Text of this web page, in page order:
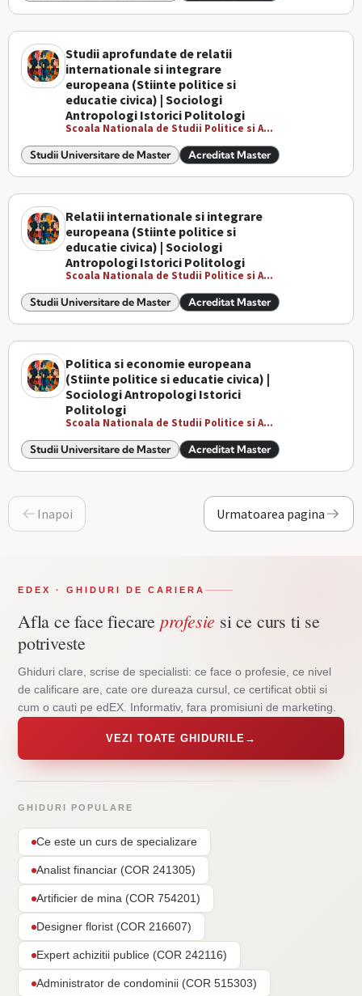
Studii aprofundate de relatii
internationale si integrare
europeana (Stiinte politice si
educatie civica) | Sociologi
Antropologi Istorici Politologi
Scoala Nationala de Studii Politice si A...
Studii Universitare de Master Acreditat Master
Relatii internationale si integrare
europeana (Stiinte politice si
educatie civica) | Sociologi
Antropologi Istorici Politologi
Scoala Nationala de Studii Politice si A...
Studii Universitare de Master Acreditat Master
Politica si economie europeana
(Stiinte politice si educatie civica) |
Sociologi Antropologi Istorici
Politologi
Scoala Nationala de Studii Politice si A...
Studii Universitare de Master Acreditat Master
Inapoi Urmatoarea pagina
EDEX · GHIDURI DE CARIERA
Afla ce face fiecare profesie si ce curs ti se
potriveste
Ghiduri clare, scrise de specialisti: ce face o profesie, ce nivel
de calificare are, cate ore dureaza cursul, ce certificat obtii si
cum o cauti pe edEX. Informativ, fara promisiuni de marketing.
VEZI TOATE GHIDURILE →
GHIDURI POPULARE
Ce este un curs de specializare
Analist financiar (COR 241305)
Artificier de mina (COR 754201)
Designer florist (COR 216607)
Expert achizitii publice (COR 242116)
Administrator de condominii (COR 515303)